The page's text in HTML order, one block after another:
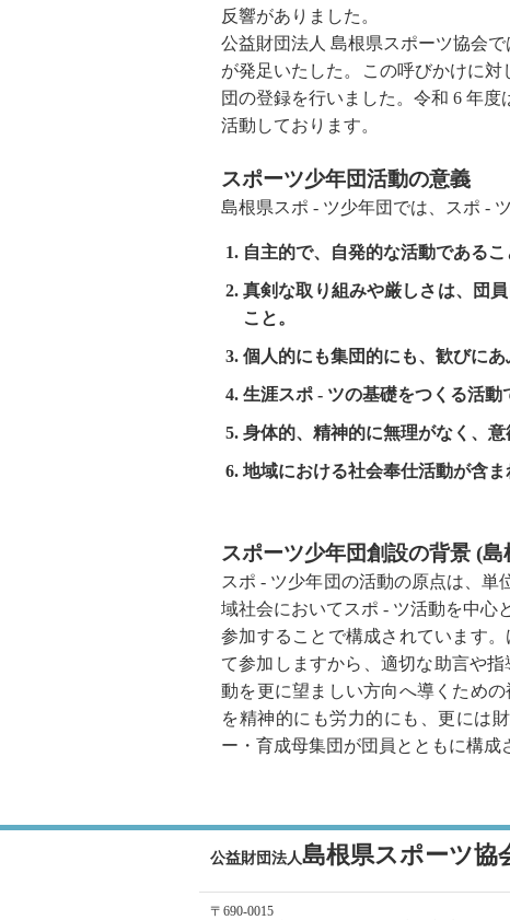
反響がありました。
公益財団法人 島根県スポーツ協会
が発足いたした。この呼びかけに
団の登録を行いました。令和 6 年
活動しております。
スポーツ少年団活動の意義
島根県スポ - ツ少年団では、スポ -
自主的で、自発的な活動であるこ
真剣な取り組みや厳しさは、団
こと。
個人的にも集団的にも、歓びにあ
生涯スポ - ツの基礎をつくる活動
身体的、精神的に無理がなく、
地域における社会奉仕活動が含ま
スポーツ少年団創設の背景 (
スポ - ツ少年団の活動の原点は、
域社会においてスポ - ツ活動を中心
参加することで構成されています
て参加しますから、適切な助言や
動を更に望ましい方向へ導くため
を精神的にも労力的にも、更には
ー・育成母集団が団員とともに構成
公益財団法人島根県スポーツ協
〒690-0015